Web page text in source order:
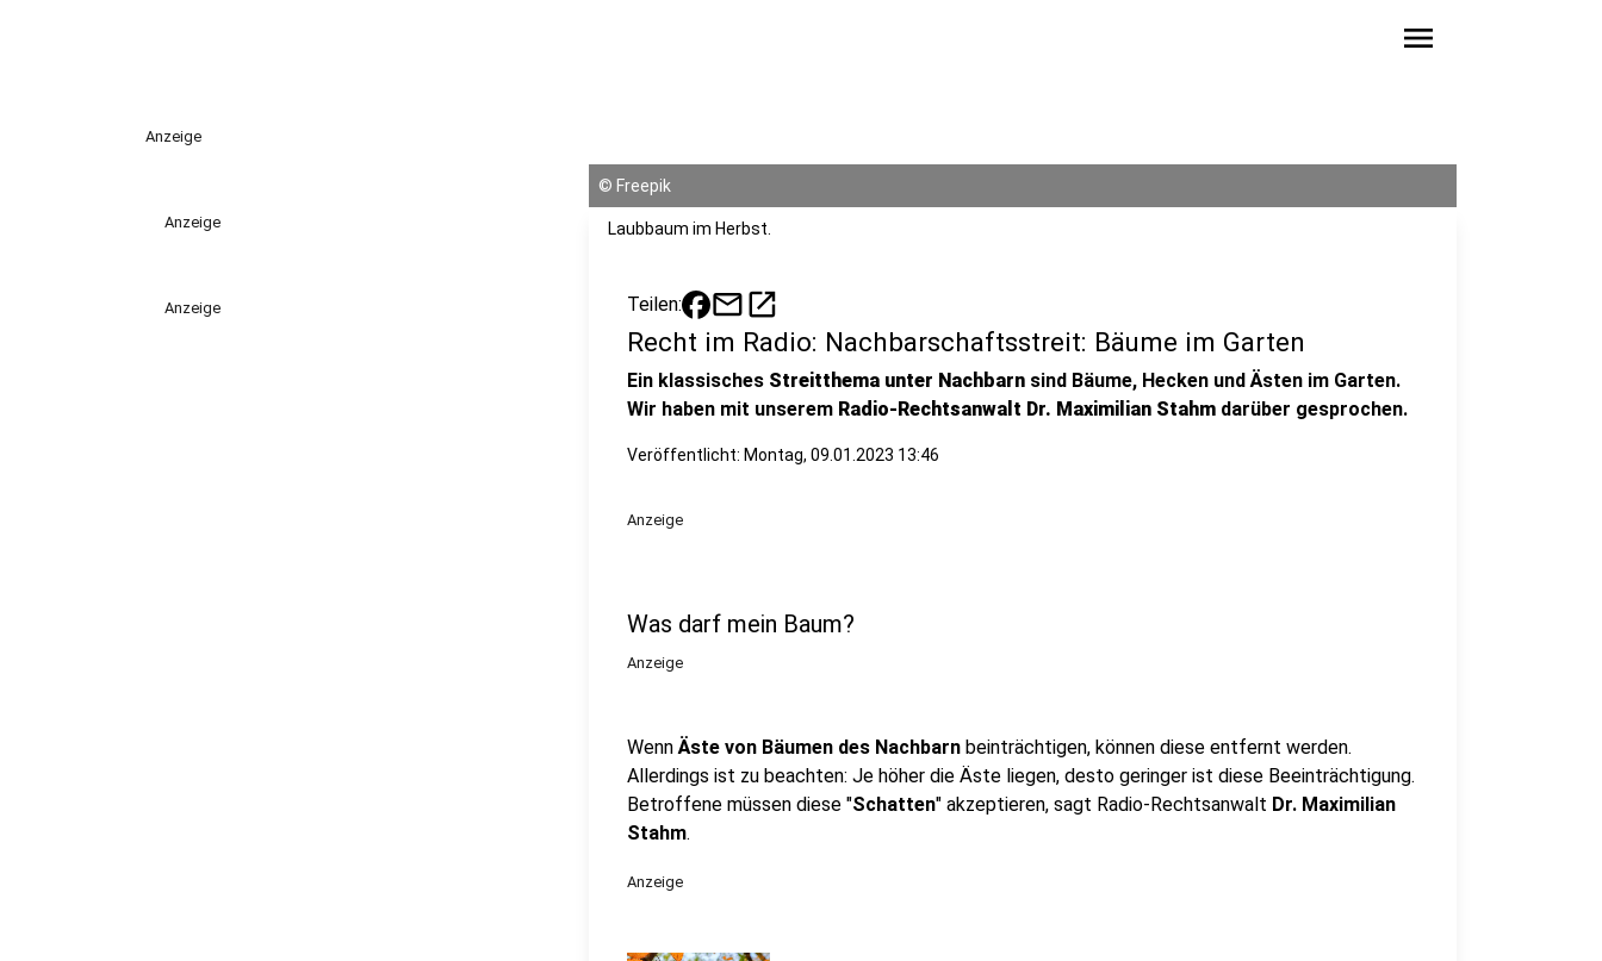
menu
Anzeige
Anzeige
Anzeige
© Freepik
Laubbaum im Herbst.
Teilen: mailopen_in_new
Recht im Radio: Nachbarschaftsstreit: Bäume im Garten
Ein klassisches Streitthema unter Nachbarn sind Bäume, Hecken und Ästen im Garten.
Wir haben mit unserem Radio-Rechtsanwalt Dr. Maximilian Stahm darüber gesprochen.
Veröffentlicht: Montag, 09.01.2023 13:46
Anzeige
Was darf mein Baum?
Anzeige
WennÄste von Bäumen des Nachbarn beinträchtigen, können diese entfernt werden.
Allerdings ist zu beachten: Je höher die Äste liegen, desto geringer ist diese Beeinträchtigung.
Betroffene müssen diese "Schatten" akzeptieren, sagt Radio-Rechtsanwalt Dr. Maximilian
Stahm.
Anzeige